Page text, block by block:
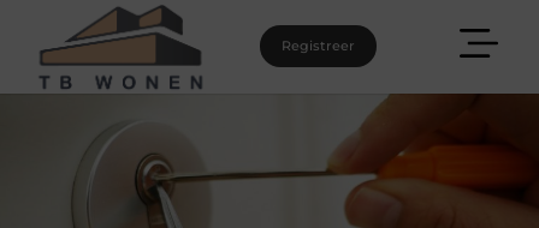
Registreer